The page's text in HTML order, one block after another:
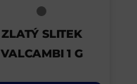
ZLATÝ SLITEK
VALCAMBI 1 G